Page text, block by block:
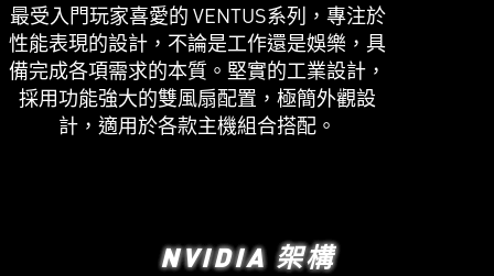
最受入門玩家喜愛的 VENTUS系列，專注於
性能表現的設計，不論是工作還是娛樂，具
備完成各項需求的本質。堅實的工業設計，
採用功能強大的雙風扇配置，極簡外觀設
計，適用於各款主機組合搭配。
NVIDIA 架構